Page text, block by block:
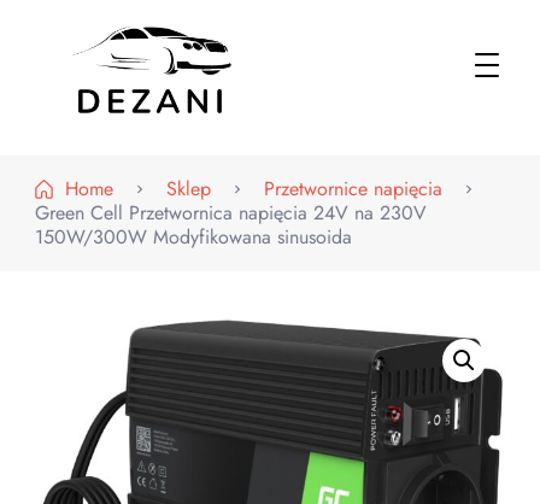
Home
Sklep
Przetwornice napięcia
Green Cell Przetwornica napięcia 24V na 230V
150W/300W Modyfikowana sinusoida